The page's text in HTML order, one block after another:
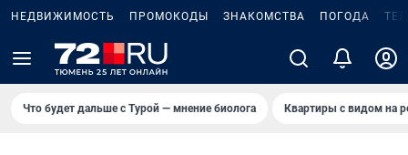
НЕДВИЖИМОСТЬ ПРОМОКОДЫ ЗНАКОМСТВА ПОГОДА
Что будет дальше с Турой — мнение биолога Квартиры с видом на